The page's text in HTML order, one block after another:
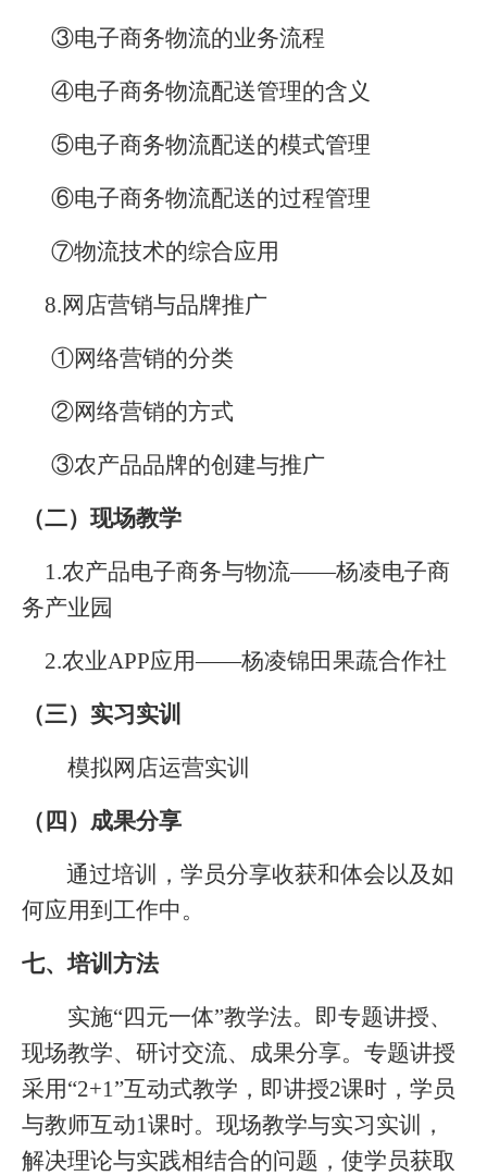
③电子商务物流的业务流程
④电子商务物流配送管理的含义
⑤电子商务物流配送的模式管理
⑥电子商务物流配送的过程管理
⑦物流技术的综合应用
8.网店营销与品牌推广
①网络营销的分类
②网络营销的方式
③农产品品牌的创建与推广
（二）现场教学
1.农产品电子商务与物流——杨凌电子商
务产业园
2.农业APP应用——杨凌锦田果蔬合作社
（三）实习实训
模拟网店运营实训
（四）成果分享
通过培训，学员分享收获和体会以及如
何应用到工作中。
七、培训方法
实施“四元一体”教学法。即专题讲授、
现场教学、研讨交流、成果分享。专题讲授
采用“2+1”互动式教学，即讲授2课时，学员
与教师互动1课时。现场教学与实习实训，
解决理论与实践相结合的问题，使学员获取